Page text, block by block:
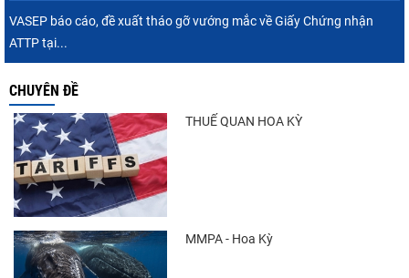
VASEP báo cáo, đề xuất tháo gỡ vướng mắc về Giấy Chứng nhận
ATTP tại...
CHUYÊN ĐỀ
THUẾ QUAN HOA KỲ
MMPA - Hoa Kỳ